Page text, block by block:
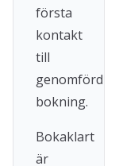
första
kontakt
till
genomförd
bokning.
Bokaklart
är